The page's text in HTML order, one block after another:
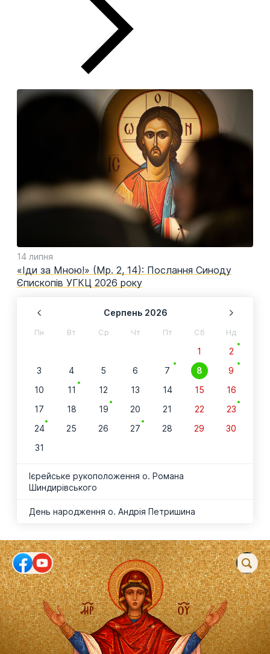
14 липня
«Іди за Мною!» (Мр. 2, 14): Послання Синоду
Єпископів УГКЦ 2026 року
Серпень 2026
Пн Вт Ср Чт Пт Сб Нд
1
2
3
4 5 6 7 8
9
10
11 12 13 14 15
16
17
18 19 20 21 22
23
24
25 26 27 28 29
30
31
Ієрейське рукоположення о. Романа
Шиндирівського
День народження о. Андрія Петришина